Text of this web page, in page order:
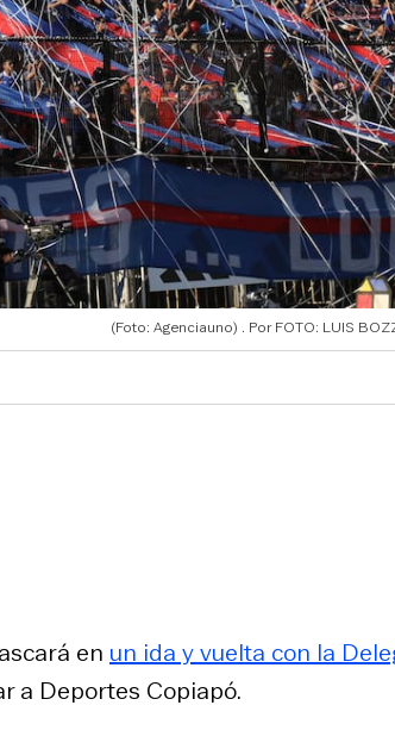
(Foto: Agenciauno) FOTO: LUIS
en un ida y vuelta con la
a Deportes Copiapó.